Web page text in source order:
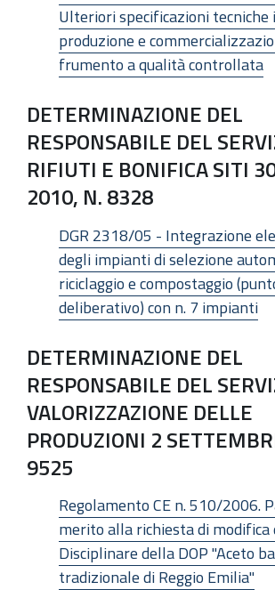
Ulteriori specificazioni
produzione e
frumento a qualità controllata
DETERMINAZIONE DEL
RESPONSABILE DEL
RIFIUTI E BONIFICA SITI
2010, N. 8328
DGR 2318/05 - Integrazione
degli impianti di selezione
riciclaggio e compostaggio
deliberativo) con n. 7 impianti
DETERMINAZIONE DEL
RESPONSABILE DEL
VALORIZZAZIONE DELLE
PRODUZIONI 2
9525
Regolamento CE n. 510/2006.
merito alla richiesta di modifica
Disciplinare della DOP "Aceto
tradizionale di Reggio Emilia"